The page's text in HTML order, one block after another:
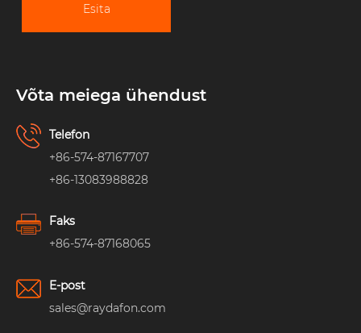
Esita
Võta meiega ühendust
Telefon
+86-574-87167707
+86-13083988828
Faks
+86-574-87168065
E-post
sales@raydafon.com